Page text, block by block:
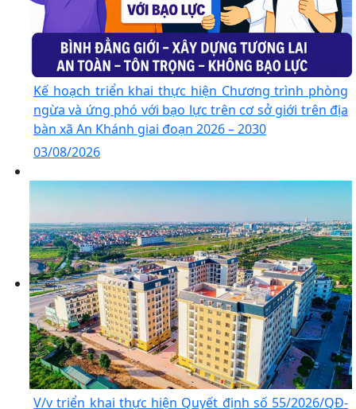
Kế hoạch triển khai thực hiện Chương trình phòng
ngừa và ứng phó với bạo lực trên cơ sở giới trên địa
bàn xã An Khánh giai đoạn 2026 – 2030
03/08/2026
V/v triển khai thực hiện Quyết định số 55/2026/QĐ-
V/v thực hiện chính sách miễn phí sách giáo khoa giáo dục phổ
thông và các khoản hỗ trợ đầu năm học...
UBND xã An Khánh họp nghe báo cáo công tác chuẩn bị các hoạt
động kỷ niệm Ngày Thương binh - Liệt...
V/v nâng cao chất lượng và hiệu quả giải quyết thủ tục hành